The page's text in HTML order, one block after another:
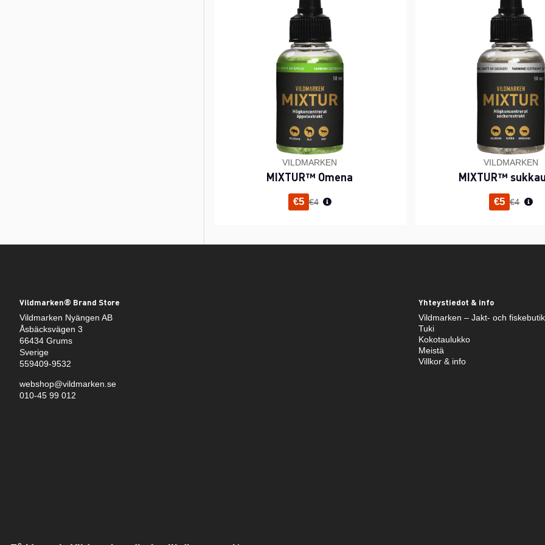
VILDMARKEN
MIXTUR™ Omena
€5 Normaali hinta
€4
VILDMARKEN
MIXTUR™
€5 €4
Vildmarken® Brand Store
Vildmarken Nyängen AB
Åsbäcksvägen 3
66434 Grums
Sverige
559409-9532
webshop@vildmarken.se
010-45 99 012
Yhteystiedot & info
Vildmarken – Jakt- och
Tuki
Kokotaulukko
Meistä
Villkor & info